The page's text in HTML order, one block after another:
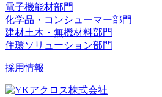
電子機能材部門
化学品・コンシューマー部門
建材土木・無機材料部門
住環ソリューション部門
採用情報